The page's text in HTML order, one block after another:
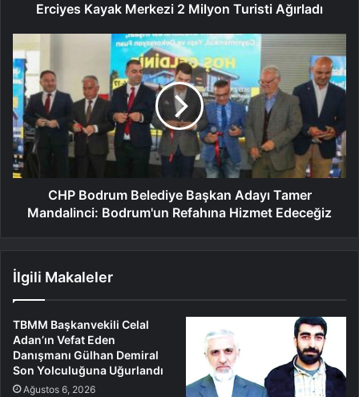
Erciyes Kayak Merkezi 2 Milyon Turisti Ağırladı
CHP Bodrum Belediye Başkan Adayı Tamer
Mandalinci: Bodrum'un Refahına Hizmet Edeceğiz
İlgili Makaleler
TBMM Başkanvekili Celal
Adan’ın Vefat Eden
Danışmanı Gülhan Demiral
Son Yolculuğuna Uğurlandı
Ağustos 6, 2026